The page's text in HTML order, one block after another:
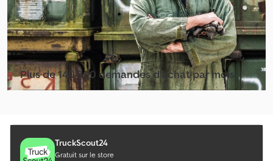
Autres Transports Frigorifique
Autres Véhicule De Livraison
Autres Véhicule Frigorifique
Autres Véhicule/Citerne/Pompe À Fumier
Equipement De Sèchage
Plus de 140 000 demandes d'achat par mois
TruckScout24
Gratuit sur le store